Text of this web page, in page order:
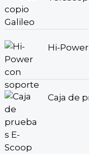
Hi-
Caja de